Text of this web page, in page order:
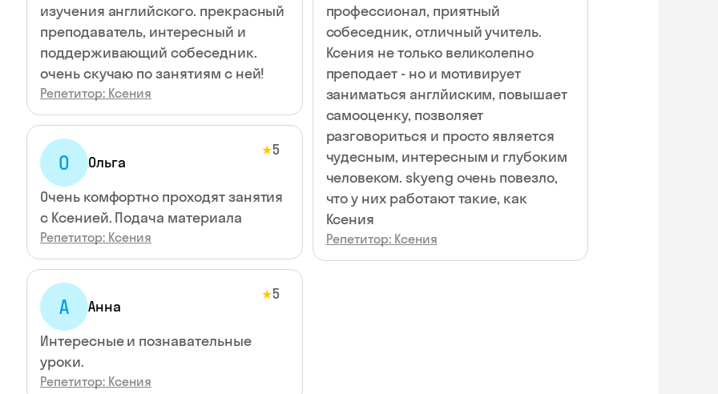
изучения английского. прекрасный
преподаватель, интересный и
поддерживающий собеседник.
очень скучаю по занятиям с ней!
Репетитор: Ксения
О Ольга
★5
Очень комфортно проходят занятия
с Ксенией. Подача материала
Репетитор: Ксения
А Анна
★5
Интересные и познавательные
уроки.
Репетитор: Ксения
профессионал, приятный
собеседник, отличный учитель.
Ксения не только великолепно
преподает - но и мотивирует
заниматься англйиским, повышает
самооценку, позволяет
разговориться и просто является
чудесным, интересным и глубоким
человеком. skyeng очень повезло,
что у них работают такие, как
Ксения
Репетитор: Ксения